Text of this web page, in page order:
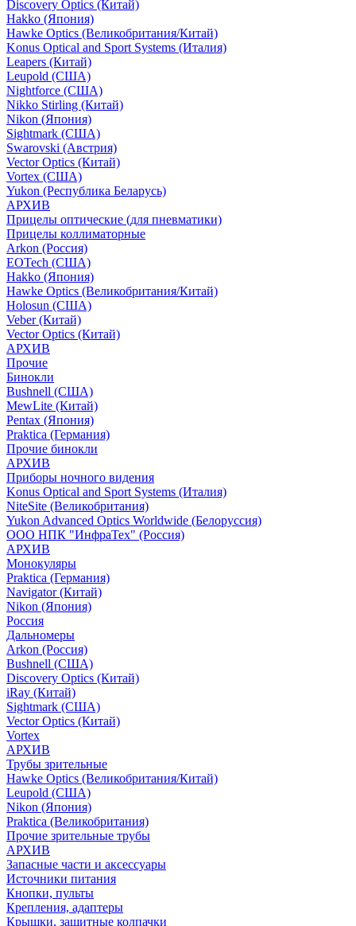
Discovery Optics (Китай)
Hakko (Япония)
Hawke Optics (Великобритания/Китай)
Konus Optical and Sport Systems (Италия)
Leapers (Китай)
Leupold (США)
Nightforce (США)
Nikko Stirling (Китай)
Nikon (Япония)
Sightmark (США)
Swarovski (Австрия)
Vector Optics (Китай)
Vortex (США)
Yukon (Республика Беларусь)
АРХИВ
Прицелы оптические (для пневматики)
Прицелы коллиматорные
Arkon (Россия)
EOTech (США)
Hakko (Япония)
Hawke Optics (Великобритания/Китай)
Holosun (США)
Veber (Китай)
Vector Optics (Китай)
АРХИВ
Прочие
Бинокли
Bushnell (США)
MewLite (Китай)
Pentax (Япония)
Praktica (Германия)
Прочие бинокли
АРХИВ
Приборы ночного видения
Konus Optical and Sport Systems (Италия)
NiteSite (Великобритания)
Yukon Advanced Optics Worldwide (Белоруссия)
ООО НПК "ИнфраТех" (Россия)
АРХИВ
Монокуляры
Praktica (Германия)
Navigator (Китай)
Nikon (Япония)
Россия
Дальномеры
Arkon (Россия)
Bushnell (США)
Discovery Optics (Китай)
iRay (Китай)
Sightmark (США)
Vector Optics (Китай)
Vortex
АРХИВ
Трубы зрительные
Hawke Optics (Великобритания/Китай)
Leupold (США)
Nikon (Япония)
Praktica (Великобритания)
Прочие зрительные трубы
АРХИВ
Запасные части и аксессуары
Источники питания
Кнопки, пульты
Крепления, адаптеры
Крышки, защитные колпачки